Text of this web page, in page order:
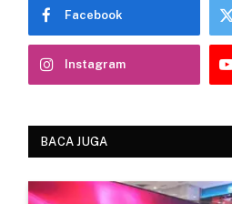
Facebook
Instagram
BACA JUGA